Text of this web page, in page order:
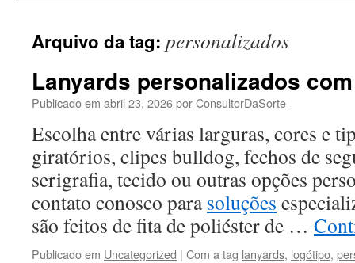
Arquivo da tag: personalizados
Lanyards personalizados
Publicado em abril 23, 2026porConsultorDaSorte
Escolha entre várias larguras, cores e
giratórios, clipes bulldog, fechos de
serigrafia, tecido ou outras opções
contato conosco parasoluções
são feitos de fita de poliéster de …
Publicado em Uncategorized | Com a tag lanyards, logótipo,